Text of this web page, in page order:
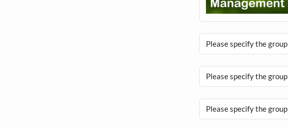
Please specify the group
Please specify the group
Please specify the group